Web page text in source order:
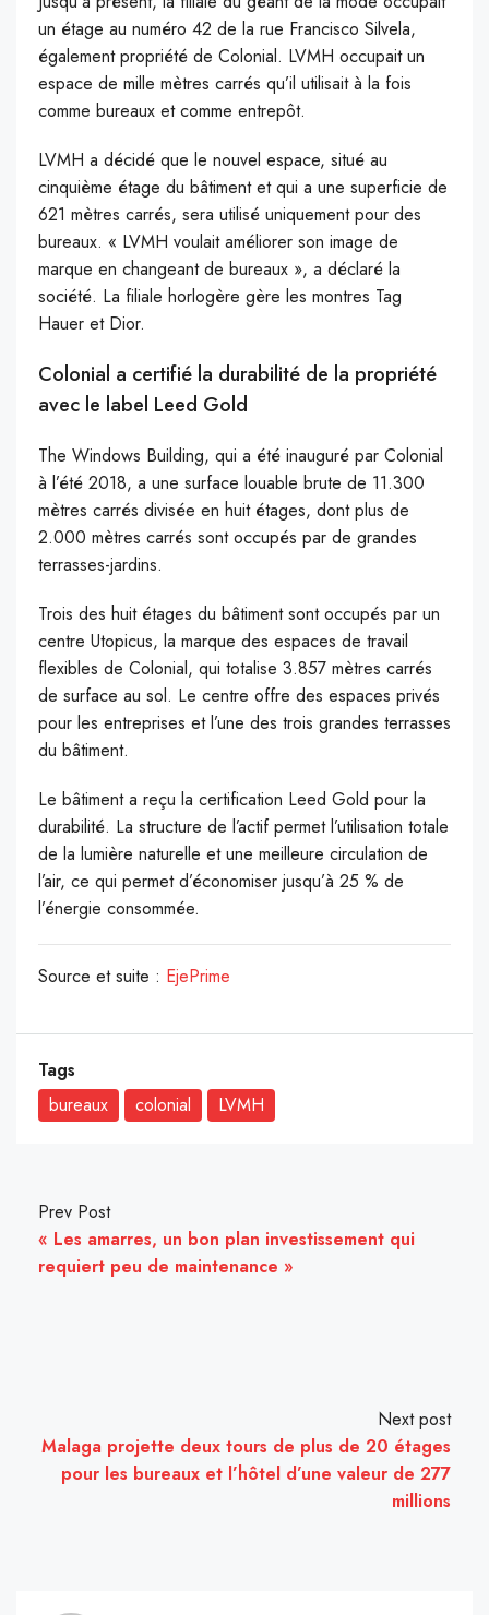
un étage au numéro 42 de la rue Francisco Silvela,
également propriété de Colonial. LVMH occupait un
espace de mille mètres carrés qu’il utilisait à la fois
comme bureaux et comme entrepôt.
LVMH a décidé que le nouvel espace, situé au
cinquième étage du bâtiment et qui a une superficie de
621 mètres carrés, sera utilisé uniquement pour des
bureaux. « LVMH voulait améliorer son image de
marque en changeant de bureaux », a déclaré la
société. La filiale horlogère gère les montres Tag
Hauer et Dior.
Colonial a certifié la durabilité de la propriété
avec le label Leed Gold
The Windows Building, qui a été inauguré par Colonial
à l’été 2018, a une surface louable brute de 11.300
mètres carrés divisée en huit étages, dont plus de
2.000 mètres carrés sont occupés par de grandes
terrasses-jardins.
Trois des huit étages du bâtiment sont occupés par un
centre Utopicus, la marque des espaces de travail
flexibles de Colonial, qui totalise 3.857 mètres carrés
de surface au sol. Le centre offre des espaces privés
pour les entreprises et l’une des trois grandes terrasses
du bâtiment.
Le bâtiment a reçu la certification Leed Gold pour la
durabilité. La structure de l’actif permet l’utilisation totale
de la lumière naturelle et une meilleure circulation de
l’air, ce qui permet d’économiser jusqu’à 25 % de
l’énergie consommée.
Source et suite : EjePrime
Tags
bureaux
colonial LVMH
Prev Post
« Les amarres, un bon plan investissement qui
requiert peu de maintenance »
Next post
Malaga projette deux tours de plus de 20 étages
pour les bureaux et l’hôtel d’une valeur de 277
millions